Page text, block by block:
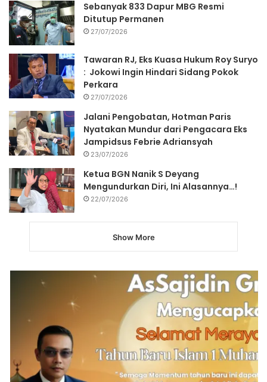
Sebanyak 833 Dapur MBG Resmi
Ditutup Permanen
27/07/2026
Tawaran RJ, Eks Kuasa Hukum Roy Suryo
: Jokowi Ingin Hindari Sidang Pokok
Perkara
27/07/2026
Jalani Pengobatan, Hotman Paris
Nyatakan Mundur dari Pengacara Eks
Jampidsus Febrie Adriansyah
23/07/2026
Ketua BGN Nanik S Deyang
Mengundurkan Diri, Ini Alasannya…!
22/07/2026
Show More